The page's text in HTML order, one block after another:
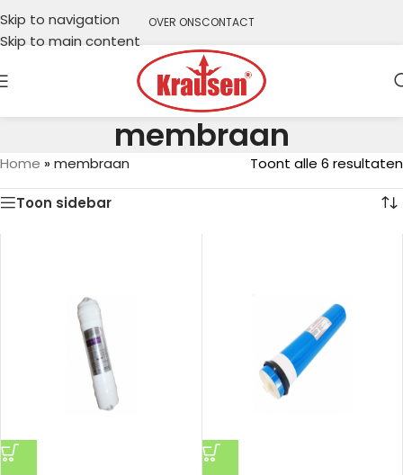
Skip to navigation
Skip to main content
OVER ONSCONTACT
membraan
Home »membraan Toont alle 6 resultaten
Toon sidebar